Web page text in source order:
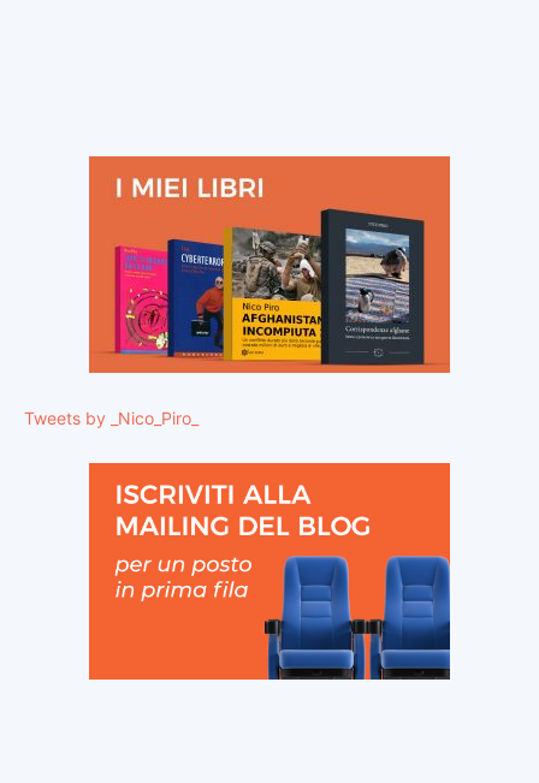
Tweets by _Nico_Piro_